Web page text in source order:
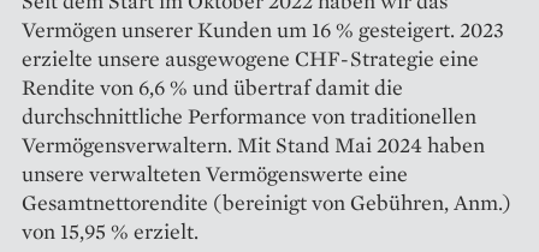
Vermögen unserer Kunden um 16 % gesteigert. 2023
erzielte unsere ausgewogene CHF-Strategie eine
Rendite von 6,6 % und übertraf damit die
durchschnittliche Performance von traditionellen
Vermögensverwaltern. Mit Stand Mai 2024 haben
unsere verwalteten Vermögenswerte eine
Gesamtnettorendite (bereinigt von Gebühren, Anm.)
von 15,95 % erzielt.